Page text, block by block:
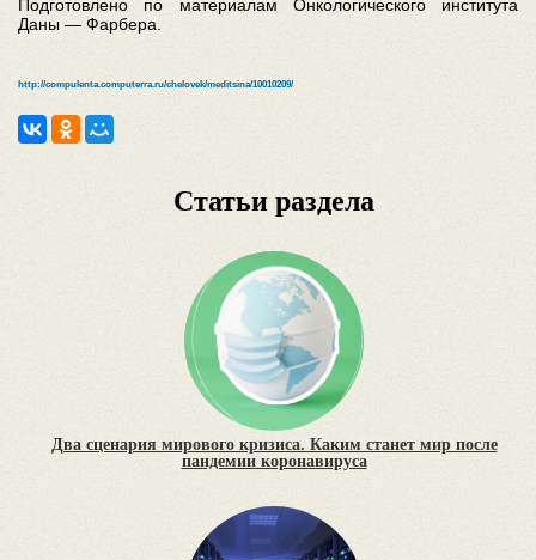
Подготовлено по материалам Онкологического института
Даны — Фарбера.
http://compulenta.computerra.ru/chelovek/meditsina/10010209/
Статьи раздела
Два сценария мирового кризиса. Каким станет мир после
пандемии коронавируса